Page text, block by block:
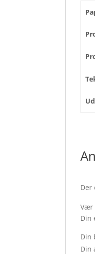
Der
Vær
Din
Din
Din